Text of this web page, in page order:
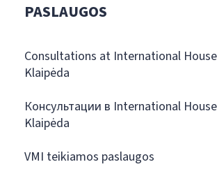
PASLAUGOS
Consultations at International
Klaipėda
Консультации в International
Klaipėda
VMI teikiamos paslaugos